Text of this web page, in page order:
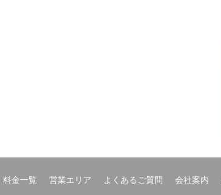
料金一覧 営業エリア よくあるご質問 会社案内